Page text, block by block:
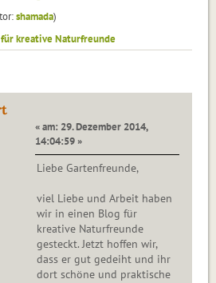
shamada)
für kreative Naturfreunde
« am: 29. Dezember 2014,
14:04:59 »
Liebe Gartenfreunde,
viel Liebe und Arbeit haben
wir in einen Blog für
kreative Naturfreunde
gesteckt. Jetzt hoffen wir,
dass er gut gedeiht und ihr
dort schöne und praktische